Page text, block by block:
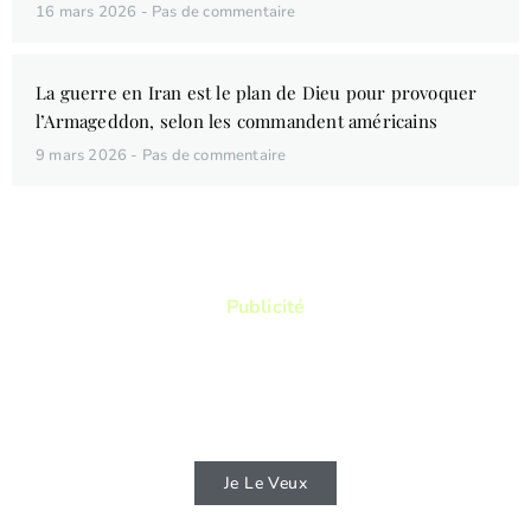
16 mars 2026 Pas de commentaire
La guerre en Iran est le plan de Dieu pour provoquer
l’Armageddon, selon les commandent américains
9 mars 2026 Pas de commentaire
Publicité
Je Le Veux